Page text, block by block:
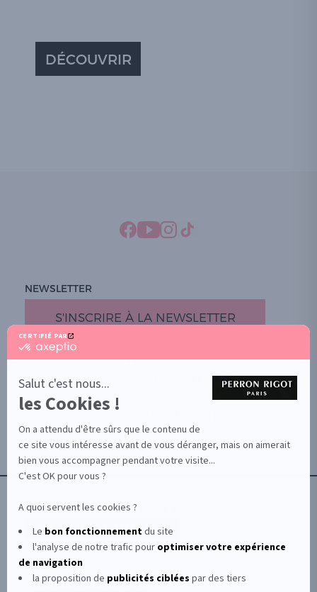
CERTIFIÉ PAR
certifié
En
savoir
plus
sur
Axeptio
Salut c'est nous...
les Cookies !
On a attendu d'être sûrs que le contenu de
ce site vous intéresse avant de vous déranger, mais on aimerait
bien vous accompagner pendant votre visite...
C'est OK pour vous ?
A quoi servent les cookies ?
Le bon fonctionnementdu site
l'analyse de notre trafic pour optimiservotre expérience
de navigation
la proposition de publicités ciblées par des tiers
DÉCOUVRIR
NEWSLETTER
S'INSCRIRE À LA NEWSLETTER
BOUTIQUE PARTICULIERS
AIDE / FAQ
CONTACT
CGU/CGV
© Le Club Perron Rigot 2026